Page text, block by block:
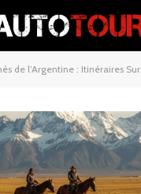
de l’Argentine : Itinéraires Sur